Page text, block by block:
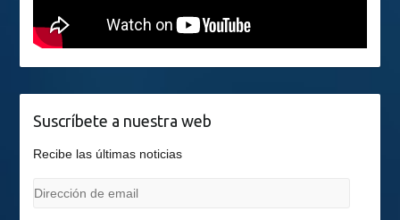
Suscríbete a nuestra web
Recibe las últimas noticias
Dirección